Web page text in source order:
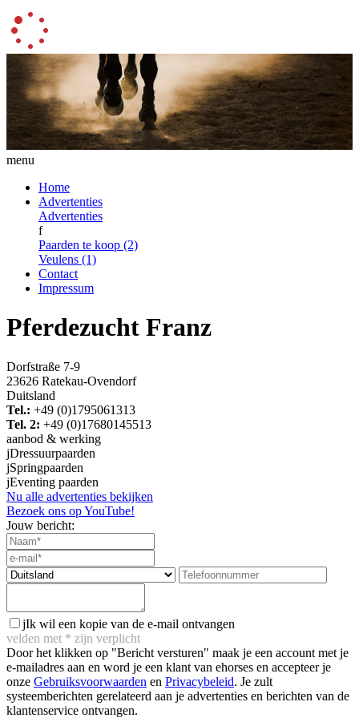
menu
Home
Advertenties
Advertenties
f
Paarden te koop (2)
Veulens (1)
Contact
Impressum
Pferdezucht Franz
Dorfstraße 7-9
23626 Ratekau-Ovendorf
Duitsland
Tel.: +49 (0)1795061313
Tel. 2: +49 (0)17680145513
aanbod & werking
jDressuurpaarden
jSpringpaarden
jEventing paarden
Nu alle advertenties bekijken
Bezoek ons op YouTube!
Jouw bericht:
jIk wil een kopie van de e-mail ontvangen
velden met * zijn verplicht
Door het klikken op "Bericht versturen" maak je een account met je
e-mailadres aan en word je een klant van ehorses en accepteer je
onze Gebruiksvoorwaarden en Privacybeleid. Je zult
systeemberichten gerelateerd aan je advertenties en berichten van de
klantenservice ontvangen.